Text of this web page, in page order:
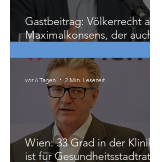
Gastbeitrag: Völkerrecht als
Maximalkonsens, der auch
zu weit geht
3 Min. Lesezeit
vor 6 Tagen 2 Min. Lesezeit